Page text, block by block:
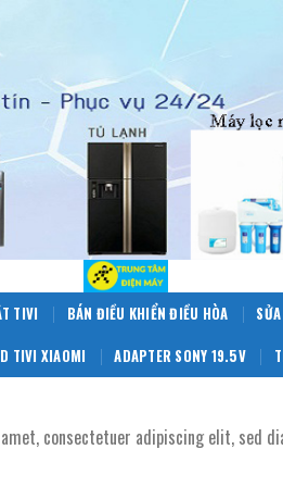
TIVI BÁN ĐIỀU KHIỂN ĐIỀU HÒA
TIVI XIAOMI ADAPTER SONY 19.5V
consectetuer adipiscing elit, sed